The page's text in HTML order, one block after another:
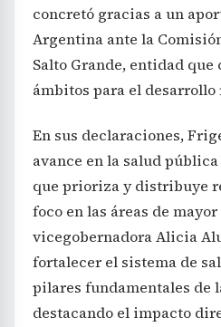
concretó gracias a un
Argentina ante la
Salto Grande, entidad
ámbitos para el desarrollo
En sus declaraciones,
avance en la salud
que prioriza y distribuye
foco en las áreas de
vicegobernadora Alicia
fortalecer el sistema de
pilares fundamentales de
destacando el impacto